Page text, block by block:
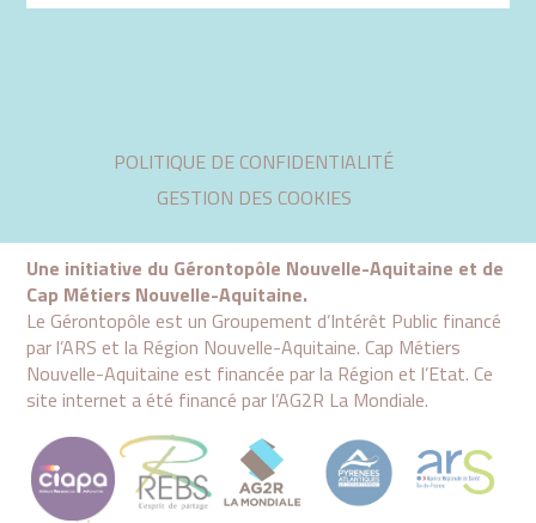
Aller
au
contenu
POLITIQUE DE CONFIDENTIALITÉ
GESTION DES COOKIES
Une initiative du Gérontopôle Nouvelle-Aquitaine et de
Cap Métiers Nouvelle-Aquitaine.
Le Gérontopôle est un Groupement d’Intérêt Public financé
par l’ARS et la Région Nouvelle-Aquitaine. Cap Métiers
Nouvelle-Aquitaine est financée par la Région et l’Etat. Ce
site internet a été financé par l’AG2R La Mondiale.